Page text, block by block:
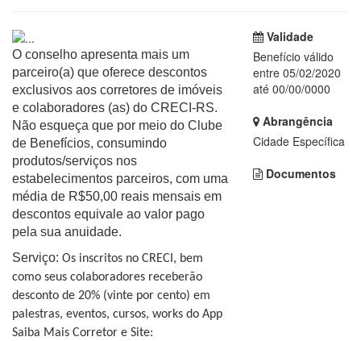
O conselho apresenta mais um
parceiro(a) que oferece descontos
exclusivos aos corretores de imóveis
e colaboradores (as) do CRECI-RS.
Não esqueça que por meio do Clube
de Benefícios, consumindo
produtos/serviços nos
estabelecimentos parceiros, com uma
média de R$50,00 reais mensais em
descontos equivale ao valor pago
pela sua anuidade.
Serviço: Os inscritos no CRECI, bem
como seus colaboradores receberão
desconto de 20% (vinte por cento) em
palestras, eventos, cursos, works do App
Saiba Mais Corretor e Site:
Validade
Benefício válido
entre 05/02/2020
até 00/00/0000
Abrangência
Cidade Específica
Documentos